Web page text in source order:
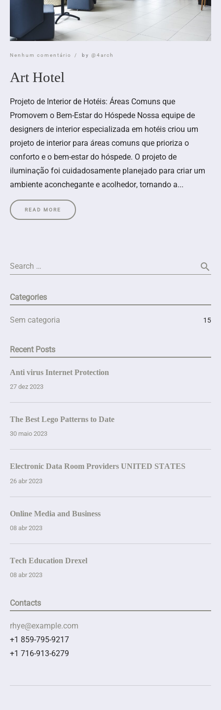
Nenhum comentário by @4arch
Art Hotel
Projeto de Interior de Hotéis: Áreas Comuns que
Promovem o Bem-Estar do Hóspede Nossa equipe de
designers de interior especializada em hotéis criou um
projeto de interior para áreas comuns que prioriza o
conforto e o bem-estar do hóspede. O projeto de
iluminação foi cuidadosamente planejado para criar um
ambiente aconchegante e acolhedor, tornando a...
READ MORE
Search … search
Categories
Sem categoria 15
Recent Posts
Anti virus Internet Protection
27 dez 2023
The Best Lego Patterns to Date
30 maio 2023
Electronic Data Room Providers UNITED STATES
26 abr 2023
Online Media and Business
08 abr 2023
Tech Education Drexel
08 abr 2023
Contacts
rhye@example.com
+1 859-795-9217
+1 716-913-6279